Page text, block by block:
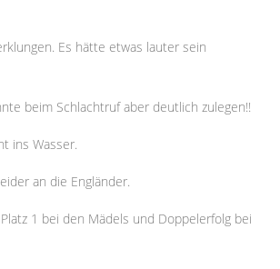
Es hätte etwas lauter sein
beim Schlachtruf aber deutlich zulegen!!
ins Wasser.
an die Engländer.
1 bei den Mädels und Doppelerfolg bei